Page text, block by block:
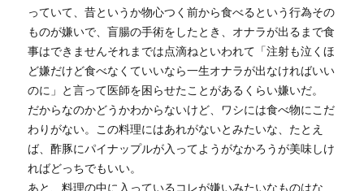
っていて、昔というか物心つく前から食べるという行為その
ものが嫌いで、盲腸の手術をしたとき、オナラが出るまで食
事はできませんそれまでは点滴ねといわれて「注射も泣くほ
ど嫌だけど食べなくていいなら一生オナラが出なければいい
のに」と言って医師を困らせたことがあるくらい嫌いだ。
だからなのかどうかわからないけど、ワシには食べ物にこだ
わりがない。この料理にはあれがないとみたいな、たとえ
ば、酢豚にパイナップルが入ってようがなかろうが美味しけ
ればどっちでもいい。
あと、料理の中に入っているコレが嫌いみたいなものはな